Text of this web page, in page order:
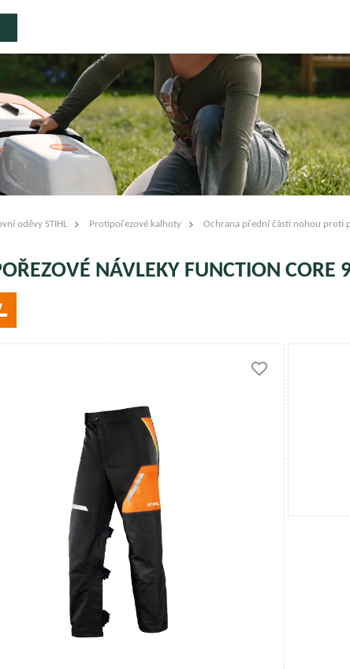
oděvy STIHL Protipořezové kalhoty Ochrana přední části nohou proti
NÁVLEKY FUNCTION CORE